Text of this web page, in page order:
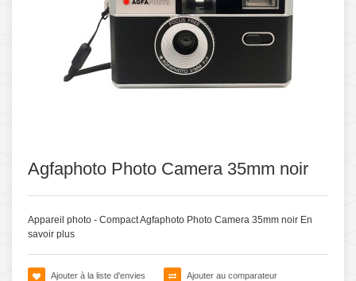
Agfaphoto Photo Camera 35mm noir
Appareil photo - Compact Agfaphoto Photo Camera 35mm noir En
savoir plus
Ajouter à la liste d'envies Ajouter au comparateur